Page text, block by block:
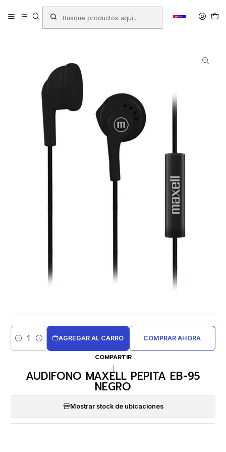
Productos ARTÍCULOS ELECTRÓNICOS
Audifonos / Microfonos Audifonos
AUDIFONO MAXELL PEPITA EB-95 NEGRO
Cantidad
AGREGAR AL CARRO COMPRAR AHORA
COMPARTIR
AUDIFONO MAXELL PEPITA EB-95
NEGRO
Mostrar stock de ubicaciones